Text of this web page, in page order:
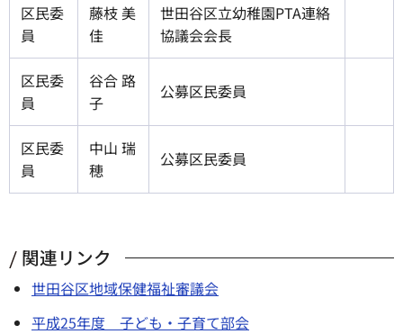
区民委
員
藤枝 美
佳
世田谷区立幼稚園PTA連絡
協議会会長
区民委
員
谷合 路
子
公募区民委員
区民委
員
中山 瑞
穂
公募区民委員
関連リンク
世田谷区地域保健福祉審議会
平成25年度 子ども・子育て部会